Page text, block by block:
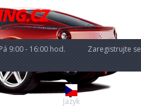
9:00 - 16:00 hod.
Jazyk
Zaregistrujte se